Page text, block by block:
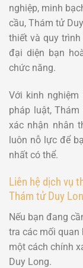
nghiệp, minh
cầu, Thám tử
thiết và quy
đại diện bạn
chức năng.
Với kinh
pháp luật,
xác nhận nhân
luôn nỗ lực để
nhất có thể.
Liên hệ dịch vụ
Thám tử Duy
Nếu bạn đang
tra các mối quan
một cách chính
Duy Long.